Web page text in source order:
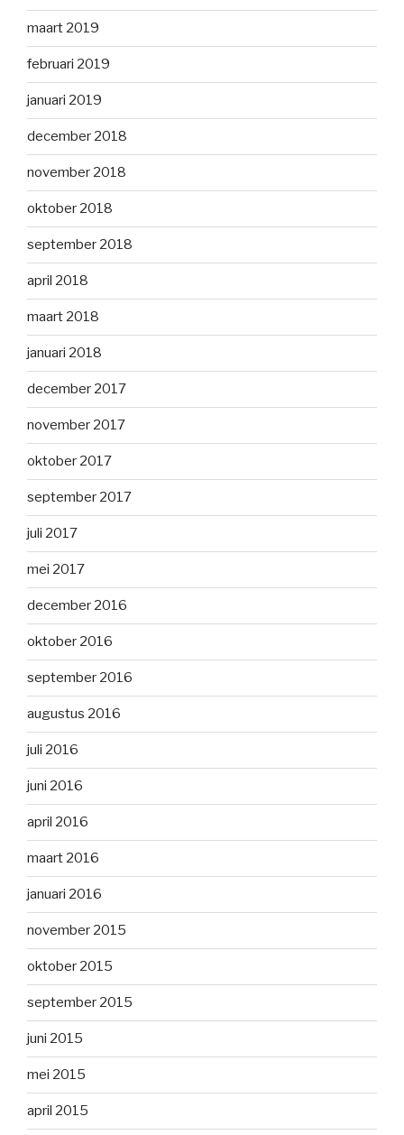
maart 2019
februari 2019
januari 2019
december 2018
november 2018
oktober 2018
september 2018
april 2018
maart 2018
januari 2018
december 2017
november 2017
oktober 2017
september 2017
juli 2017
mei 2017
december 2016
oktober 2016
september 2016
augustus 2016
juli 2016
juni 2016
april 2016
maart 2016
januari 2016
november 2015
oktober 2015
september 2015
juni 2015
mei 2015
april 2015